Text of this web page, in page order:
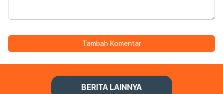
Tambah Komentar
BERITA LAINNYA